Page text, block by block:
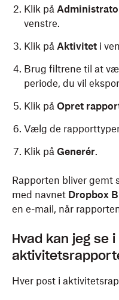
Klik på
venstre.
Klik på Aktivitet i
Brug filtrene til at
periode, du vil
Klik på Opret
Vælg de
Klik på Generér.
Rapporten bliver gemt
med navnet Dropbox
en e-mail, når
Hvad kan jeg se i
Hver post i